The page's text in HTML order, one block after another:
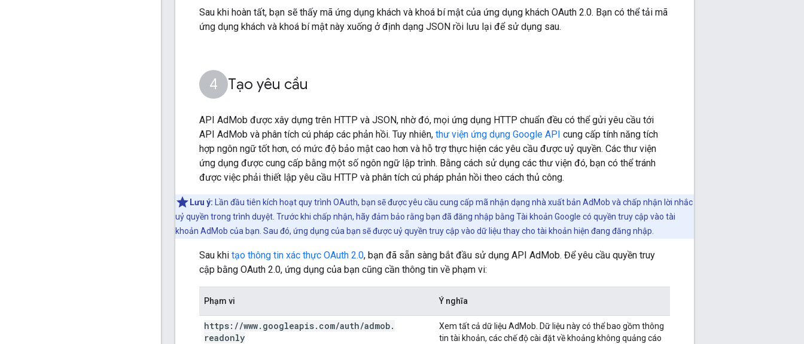
Sau khi hoàn tất, bạn sẽ thấy mã ứng dụng khách và khoá bí mật của ứng dụng khách OAuth 2.0. Bạn có thể tải mã
ứng dụng khách và khoá bí mật này xuống ở định dạng JSON rồi lưu lại để sử dụng sau.
Tạo yêu cầu
API AdMob được xây dựng trên HTTP và JSON, nhờ đó, mọi ứng dụng HTTP chuẩn đều có thể gửi yêu cầu tới
API AdMob và phân tích cú pháp các phản hồi. Tuy nhiên, thư viện ứng dụng Google API cung cấp tính năng tích
hợp ngôn ngữ tốt hơn, có mức độ bảo mật cao hơn và hỗ trợ thực hiện các yêu cầu được uỷ quyền. Các thư viện
ứng dụng được cung cấp bằng một số ngôn ngữ lập trình. Bằng cách sử dụng các thư viện đó, bạn có thể tránh
được việc phải thiết lập yêu cầu HTTP và phân tích cú pháp phản hồi theo cách thủ công.
Lưu ý: Lần đầu tiên kích hoạt quy trình OAuth, bạn sẽ được yêu cầu cung cấp mã nhận dạng nhà xuất bản AdMob và chấp nhận lời nhắc
uỷ quyền trong trình duyệt. Trước khi chấp nhận, hãy đảm bảo rằng bạn đã đăng nhập bằng Tài khoản Google có quyền truy cập vào tài
khoản AdMob của bạn. Sau đó, ứng dụng của bạn sẽ được uỷ quyền truy cập vào dữ liệu thay cho tài khoản hiện đang đăng nhập.
Sau khi tạo thông tin xác thực OAuth 2.0, bạn đã sẵn sàng bắt đầu sử dụng API AdMob. Để yêu cầu quyền truy
cập bằng OAuth 2.0, ứng dụng của bạn cũng cần thông tin về phạm vi:
Phạm vi Ý nghĩa
https: //www. googleapis. com/auth/admob.
readonly
Xem tất cả dữ liệu AdMob. Dữ liệu này có thể bao gồm thông
tin tài khoản, các chế độ cài đặt về khoảng không quảng cáo